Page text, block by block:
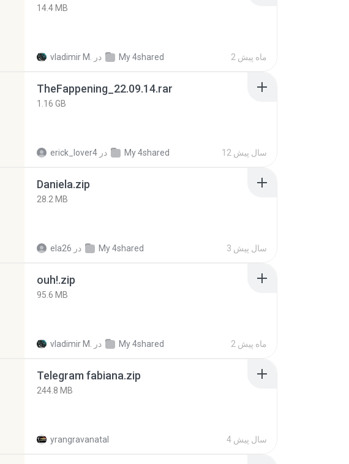
14.4 MB
vladimir M. در My 4shared 2 ماه پیش
TheFappening_22.09.14.rar
1.16 GB
erick_lover4 در My 4shared 12 سال پیش
Daniela.zip
28.2 MB
ela26 در My 4shared 3 سال پیش
ouh!.zip
95.6 MB
vladimir M. در My 4shared 2 ماه پیش
Telegram fabiana.zip
244.8 MB
yrangravanatal 4 سال پیش